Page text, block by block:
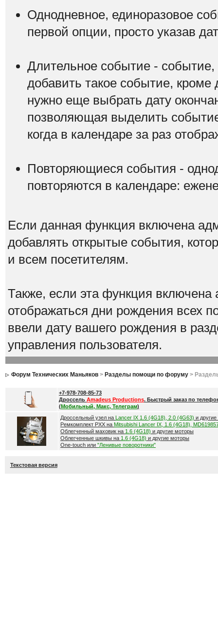
Однодневное, единоразовое
первой опции, просто указав
Длительное событие -
добавить такое событие,
нужно еще выбрать дату
позволяющая выделить
когда в календаре за раз
Повторяющиеся события -
повторяются в календаре:
Если данная функция включена
добавлять открытые события,
и всем посетителям.
Также, если эта функция включена
отображаться дни рождения всех
ввели дату вашего рождения в
управления пользователя.
Форум Технических Маньяков> Разделы помощи по форуму>
+7-978-708-85-73
Дроссель Amadeus Productions. Быстрый заказ по
(Мобильный, Макс, Телеграм)
Дроссельный узел на Lancer IX 1.6 (4G18), 2.0 (4G63) и
Ремкомплект РХХ на Mitsubishi Lancer IX, 1.6 (4G18),
Облегченный маховик на 1.6 (4G18) и другие моторы
Облегченные шкивы на 1.6 (4G18) и другие моторы
One-touch или "Ленивые поворотники"
Текстовая версия